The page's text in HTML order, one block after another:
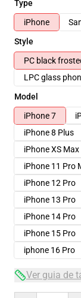
Type
iPhone
Style
PC black
LPC glass
Model
iPhone 7
iPhone 8 Plus
iPhone XS Max
iPhone 11 Pro
iPhone 12 Pro
iPhone 13 Pro
iPhone 14 Pro
iPhone 15 Pro
iphone 16 Pro
Ver guia de